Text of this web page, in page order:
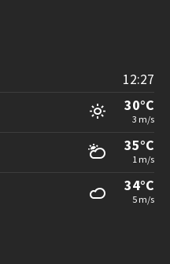
12:27
30°C
3 m/s
35°C
1 m/s
34°C
5 m/s